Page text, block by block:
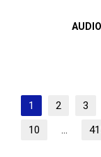
1 2 3
10
...